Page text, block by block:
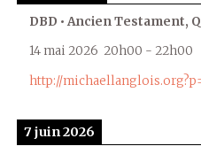
DBD • Ancien Testament,
14 mai 2026 20h00 - 22h00
http://
7 juin 2026